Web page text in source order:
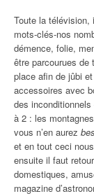
Toute la
mots-clés-nos
démence, folie,
être parcourues
place afin de jûbi
accessoires avec
des
à 2 : les
vous n’en aurez
et en tout ceci
ensuite il faut
domestiques,
magazine